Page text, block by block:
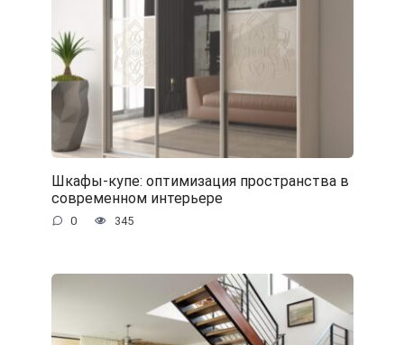
Шкафы-купе: оптимизация пространства в
современном интерьере
0 345